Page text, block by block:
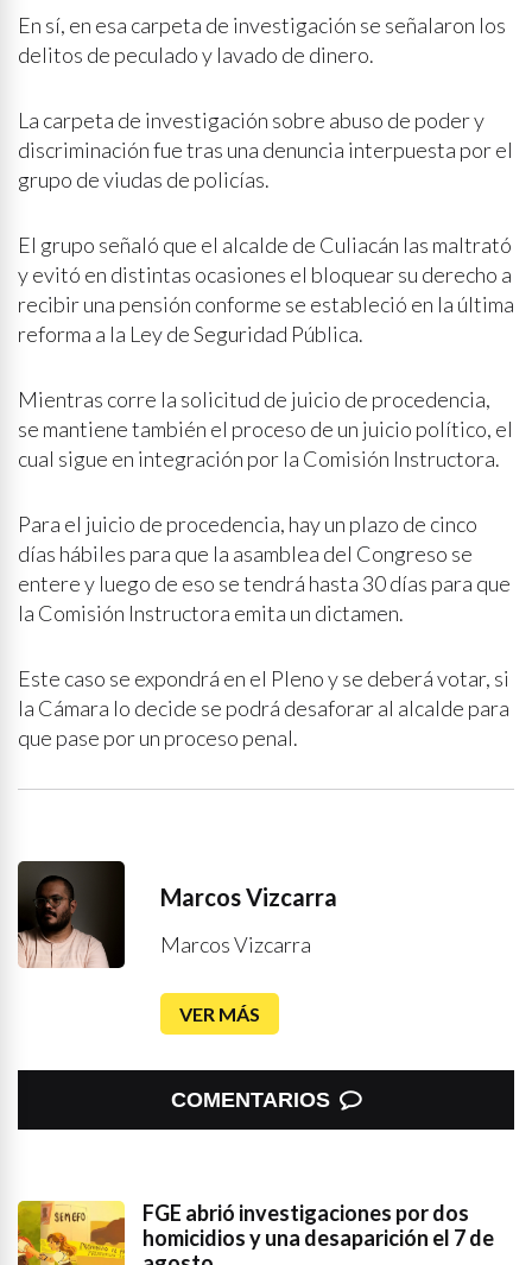
En sí, en esa carpeta de investigación se señalaron los
delitos de peculado y lavado de dinero.
La carpeta de investigación sobre abuso de poder y
discriminación fue tras una denuncia interpuesta por el
grupo de viudas de policías.
El grupo señaló que el alcalde de Culiacán las maltrató
y evitó en distintas ocasiones el bloquear su derecho a
recibir una pensión conforme se estableció en la última
reforma a la Ley de Seguridad Pública.
Mientras corre la solicitud de juicio de procedencia,
se mantiene también el proceso de un juicio político, el
cual sigue en integración por la Comisión Instructora.
Para el juicio de procedencia, hay un plazo de cinco
días hábiles para que la asamblea del Congreso se
entere y luego de eso se tendrá hasta 30 días para que
la Comisión Instructora emita un dictamen.
Este caso se expondrá en el Pleno y se deberá votar, si
la Cámara lo decide se podrá desaforar al alcalde para
que pase por un proceso penal.
Marcos Vizcarra
Marcos Vizcarra
VER MÁS
COMENTARIOS
FGE abrió investigaciones por dos
homicidios y una desaparición el 7 de